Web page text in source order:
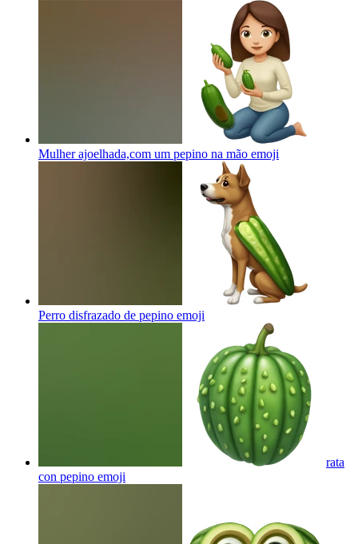
Mulher ajoelhada,com um pepino na mão emoji
Perro disfrazado de pepino emoji
rata
con pepino emoji